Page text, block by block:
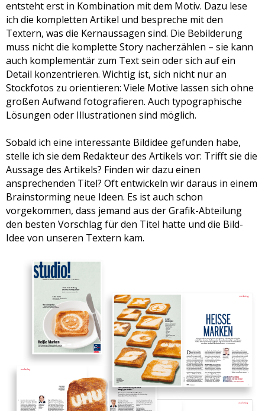
entsteht erst in Kombination mit dem Motiv. Dazu lese
ich die kompletten Artikel und bespreche mit den
Textern, was die Kernaussagen sind. Die Bebilderung
muss nicht die komplette Story nacherzählen – sie kann
auch komplementär zum Text sein oder sich auf ein
Detail konzentrieren. Wichtig ist, sich nicht nur an
Stockfotos zu orientieren: Viele Motive lassen sich ohne
großen Aufwand fotografieren. Auch typographische
Lösungen oder Illustrationen sind möglich.
Sobald ich eine interessante Bildidee gefunden habe,
stelle ich sie dem Redakteur des Artikels vor: Trifft sie die
Aussage des Artikels? Finden wir dazu einen
ansprechenden Titel? Oft entwickeln wir daraus in einem
Brainstorming neue Ideen. Es ist auch schon
vorgekommen, dass jemand aus der Grafik-Abteilung
den besten Vorschlag für den Titel hatte und die Bild-
Idee von unseren Textern kam.